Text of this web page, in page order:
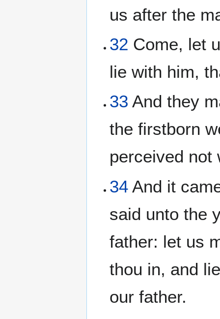
us after the
32 Come, let
lie with him,
33 And they
the firstborn
perceived not
34 And it
said unto the
father: let us
thou in, and
our father.